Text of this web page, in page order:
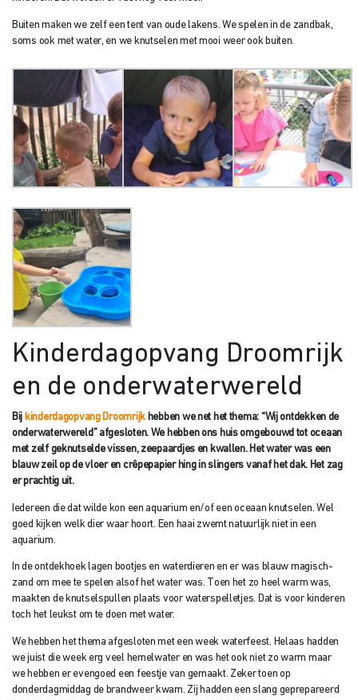
Buiten maken we zelf een tent van oude lakens. We spelen in de zandbak,
soms ook met water, en we knutselen met mooi weer ook buiten.
Kinderdagopvang Droomrijk
en de onderwaterwereld
Bij kinderdagopvang Droomrijk hebben we net het thema: “Wij ontdekken de
onderwaterwereld” afgesloten. We hebben ons huis omgebouwd tot oceaan
met zelf geknutselde vissen, zeepaardjes en kwallen. Het water was een
blauw zeil op de vloer en crêpepapier hing in slingers vanaf het dak. Het zag
er prachtig uit.
Iedereen die dat wilde kon een aquarium en/of een oceaan knutselen. Wel
goed kijken welk dier waar hoort. Een haai zwemt natuurlijk niet in een
aquarium.
In de ontdekhoek lagen bootjes en waterdieren en er was blauw magisch-
zand om mee te spelen alsof het water was. Toen het zo heel warm was,
maakten de knutselspullen plaats voor waterspelletjes. Dat is voor kinderen
toch het leukst om te doen met water.
We hebben het thema afgesloten met een week waterfeest. Helaas hadden
we juist die week erg veel hemelwater en was het ook niet zo warm maar
we hebben er evengoed een feestje van gemaakt. Zeker toen op
donderdagmiddag de brandweer kwam. Zij hadden een slang geprepareerd